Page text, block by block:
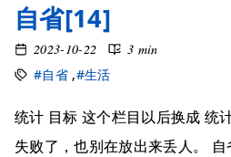
自省[14]
2023-10-22
3 min
#自省 ,#生活
统计 目标 这个栏目以后换成 统
失败了，也别在放出来丢人。